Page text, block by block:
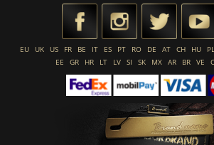
EU UK US FR BE IT ES PT RO DE AT CH HU PL
EE
GR HR LT LV SI SK MX AR BR VE